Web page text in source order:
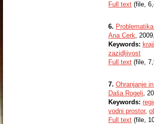
Full text (file,
6.
Ana Cerk,
Keywords:
zazidljivost
Full text (file,
7. Ohranjanje
Daša Rogelj,
Keywords:
vodni prostor,
Full text (file,